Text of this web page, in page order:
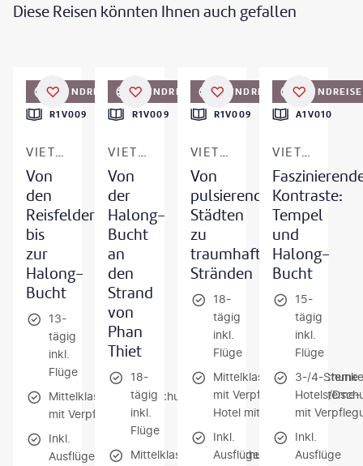
Diese Reisen könnten Ihnen auch gefallen
DEAL RUNDREISE
R1V009
VIETNAM
Von
den
Reisfeldern
bis
zur
Halong-
Bucht
13-
tägig
inkl.
Flüge
Mittelklassehotels/Dschunke
mit Verpflegung
Inkl.
Ausflüge
RUNDREISE
R1V009
VIETNAM
Von
der
Halong-
Bucht
an
den
Strand
von
Phan
Thiet
18-
tägig
inkl.
Flüge
Mittelklassehotels/Dschunke
RUNDREISE
R1V009
VIETNAM
Von
pulsierenden
Städten
zu
traumhaften
Stränden
18-
tägig
inkl.
Flüge
Mittelklassehotels/Dschunke
mit Verpflegung / 4-Sterne-
Hotel mit Frühstück
Inkl.
Ausflüge
RUNDREISE
A1V010
VIETNAM
Kontraste:
Tempel
und
Halong-
Bucht
15-
tägig
inkl.
Flüge
3-/4-Sterne-
Hotels/
mit
Inkl.
Ausflüge